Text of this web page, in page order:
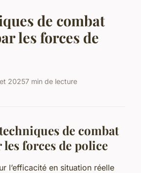
de combat
les forces de
20257 min de lecture
de combat
forces de police
l’efficacité en situation réelle